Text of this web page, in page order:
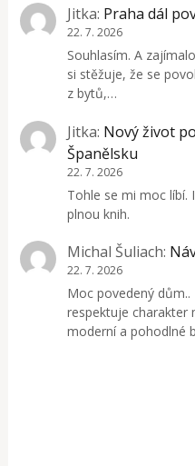
Jitka: Praha dál
22. 7. 2026
Souhlasím. A
si stěžuje, že se
z bytů,…
Jitka: Nový život
Španělsku
22. 7. 2026
Tohle se mi moc líbí.
plnou knih.
Michal Šuliach:
22. 7. 2026
Moc povedený
respektuje charakter
moderní a pohodlné